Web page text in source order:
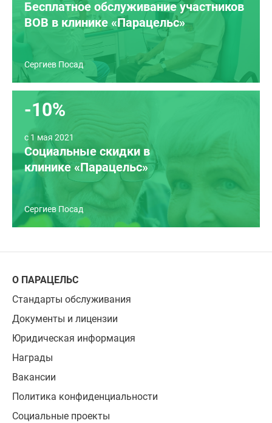
Бесплатное обслуживание участников
ВОВ в клинике «Парацельс»
Сергиев Посад
-10%
c 1 мая 2021
Социальные скидки в
клинике «Парацельс»
Сергиев Посад
О ПАРАЦЕЛЬС
Стандарты обслуживания
Документы и лицензии
Юридическая информация
Награды
Вакансии
Политика конфиденциальности
Социальные проекты